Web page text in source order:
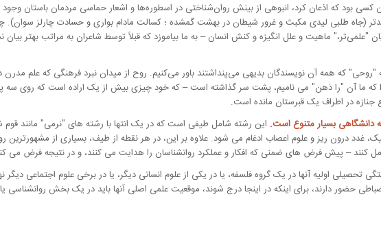
کسی بود که اذعان کرد، انبوهی از بینش روان‌شناختی در اسطوره‌ها و اشعار حماسی مردمان باستان
(جاه طلبی لیدی مکبث و غرور شیطان دربهشت گمشده ؛ کسالت مادام بواری و حسادت چارلز سوان).
علمی‌تر، ماهیت و علل انگیزه و کنش انسان – به ما بیاموزد که قبلاً توسط شاعران به مراتب بهتر
روحی که همه آن نویسندگان بدیهی می‌پنداشتند باور می‌کنیم. روح از میدان نبرد فرهنگی که علم
ما آن را ذهن می نامیم، پشت سر گذاشته است – که خود چیزی بیش از یک اراده است که روی سه
در اطراف یک قبرستان مانده است.
دانشگاهی بسیار متنوع است. این رشته شامل طیفی است که در یک انتها با رشته های نرمی مانند
غدد درون ریز و علوم اعصاب ادغام می شود. علاوه بر این، در هر نقطه از طیف، بسیاری از مشهورترین
کنند – پیش فرض های ضمنی که افکار و عملکرد روانشناسان را هدایت می کنند، و در نتیجه فرض می
تحصیلی اولیه آنها در یک گروه فلسفه، یا در یکی از علوم انسانی دیگر، یا در برخی علوم اجتماعی
حضور دارند، برای اینکه در اینجا درج شوند، موقعیت علمی اصلی آنها باید در یک بخش